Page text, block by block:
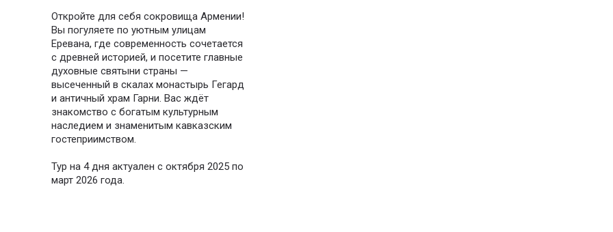
Откройте для себя сокровища Армении!
Вы погуляете по уютным улицам
Еревана, где современность сочетается
с древней историей, и посетите главные
духовные святыни страны —
высеченный в скалах монастырь Гегард
и античный храм Гарни. Вас ждёт
знакомство с богатым культурным
наследием и знаменитым кавказским
гостеприимством.
Тур на 4 дня актуален с октября 2025 по
март 2026 года.